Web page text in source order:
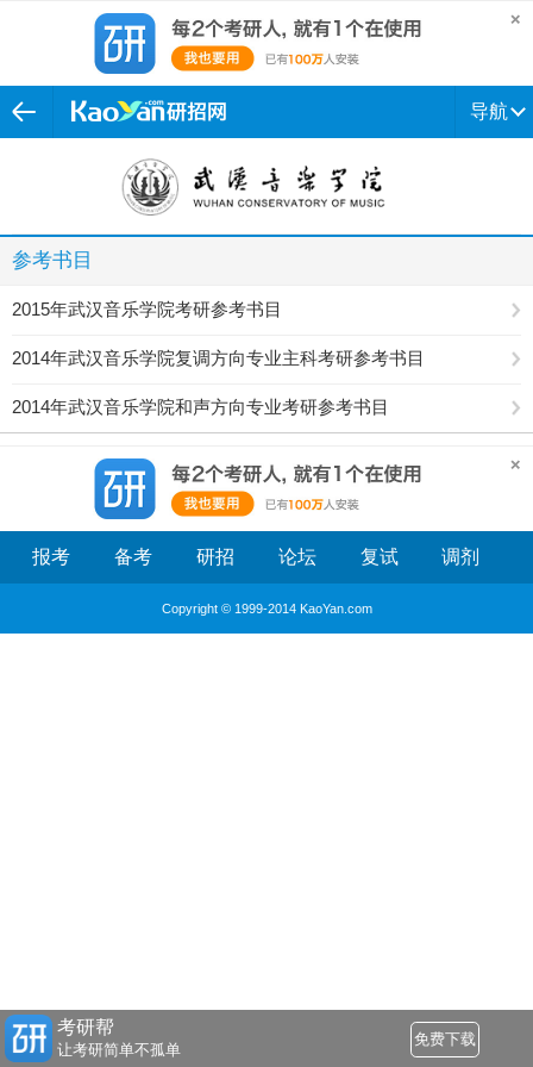
导航
参考书目
2015年武汉音乐学院考研参考书目
2014年武汉音乐学院复调方向专业主科考研参考书目
2014年武汉音乐学院和声方向专业考研参考书目
报考 备考 研招 论坛 复试 调剂
Copyright © 1999-2014 KaoYan.com
考研帮
让考研简单不孤单
免费下载